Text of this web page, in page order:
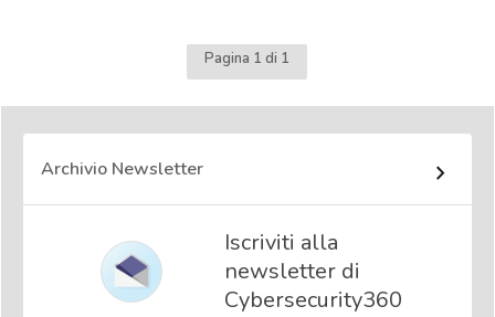
Pagina 1 di 1
Archivio Newsletter
Iscriviti alla
newsletter di
Cybersecurity360